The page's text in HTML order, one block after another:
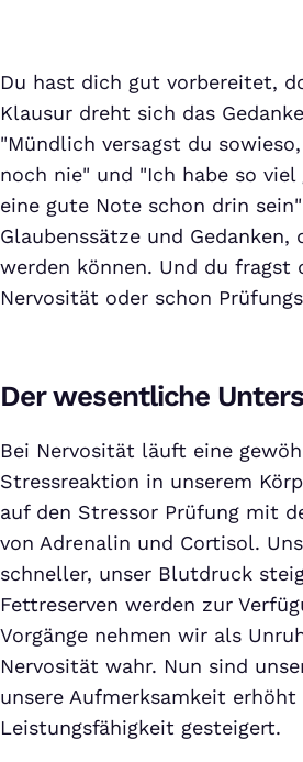
Du hast dich gut vorbereitet,
Klausur dreht sich das
"Mündlich versagst du
noch nie" und "Ich habe so
eine gute Note schon drin
Glaubenssätze und Gedanken,
werden können. Und du fragst
Nervosität oder schon
Der wesentliche
Bei Nervosität läuft eine
Stressreaktion in unserem
auf den Stressor Prüfung mit
von Adrenalin und Cortisol.
schneller, unser Blutdruck
Fettreserven werden zur
Vorgänge nehmen wir als
Nervosität wahr. Nun sind
unsere Aufmerksamkeit erhöht
Leistungsfähigkeit gesteigert.